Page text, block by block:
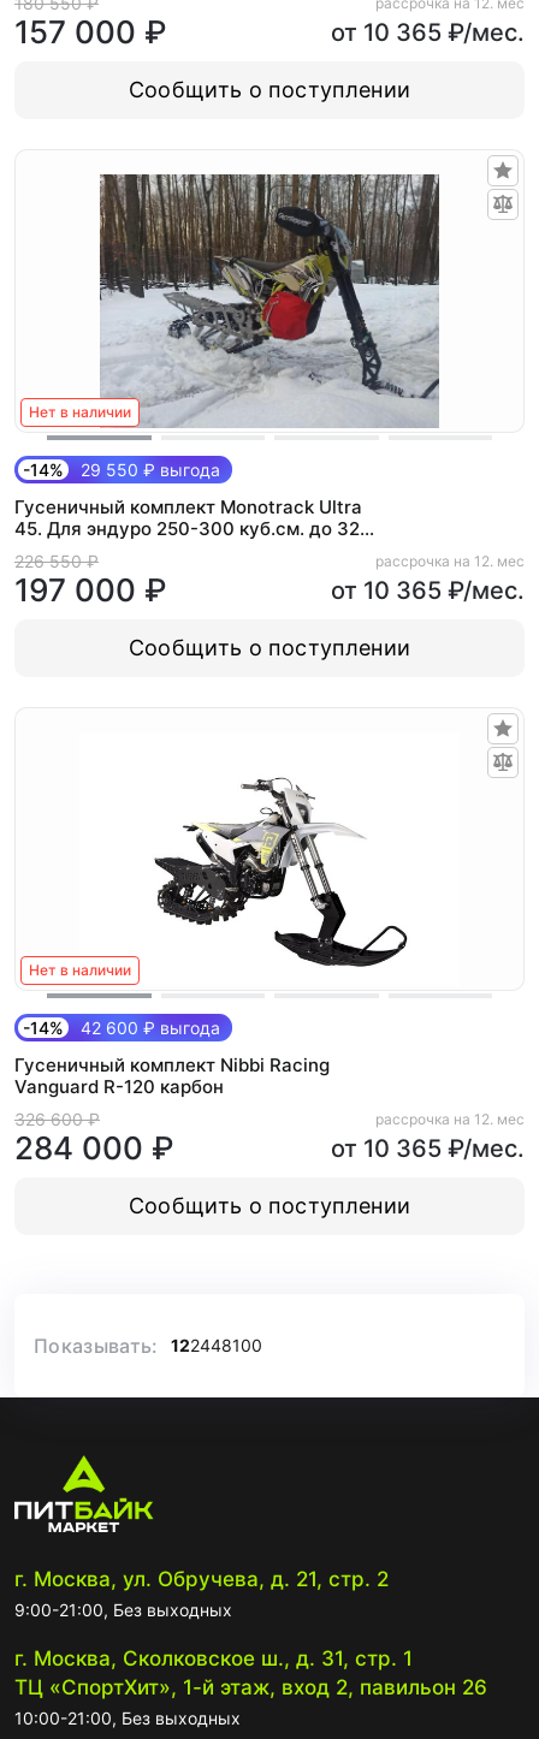
157 000 ₽ от 10 365 ₽/мес.
Сообщить о поступлении
Нет в наличии
-14% 29 550 ₽ выгода
Гусеничный комплект Monotrack Ultra
45. Для эндуро 250-300 куб.см. до 32
л.с. (Alum)
226 550 ₽
197 000 ₽
рассрочка на 12. мес
от 10 365 ₽/мес.
Сообщить о поступлении
Нет в наличии
-14% 42 600 ₽ выгода
Гусеничный комплект Nibbi Racing
Vanguard R-120 карбон
326 600 ₽
284 000 ₽
рассрочка на 12. мес
от 10 365 ₽/мес.
Сообщить о поступлении
Показывать: 122448100
г. Москва, ул. Обручева, д. 21, стр. 2
9:00-21:00, Без выходных
г. Москва, Сколковское ш., д. 31, стр. 1
ТЦ «СпортХит», 1-й этаж, вход 2, павильон 26
10:00-21:00, Без выходных